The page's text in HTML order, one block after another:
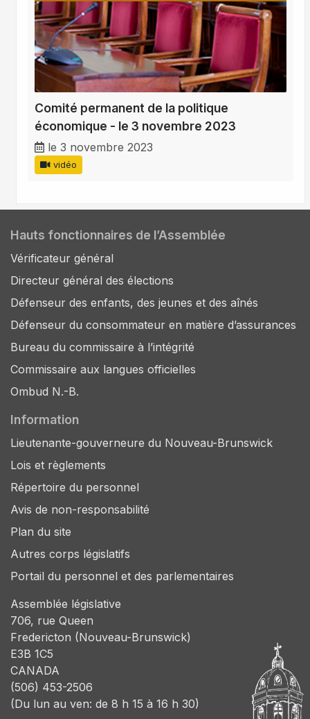
Comité permanent de la politique
économique - le 3 novembre 2023
le 3 novembre 2023
vidéo
Hauts fonctionnaires de l’Assemblée
Vérificateur général
Directeur général des élections
Défenseur des enfants, des jeunes et des aînés
Défenseur du consommateur en matière d’assurances
Bureau du commissaire à l’intégrité
Commissaire aux langues officielles
Ombud N.-B.
Information
Lieutenante-gouverneure du Nouveau-Brunswick
Lois et règlements
Répertoire du personnel
Avis de non-responsabilité
Plan du site
Autres corps législatifs
Portail du personnel et des parlementaires
Assemblée législative
706, rue Queen
Fredericton (Nouveau-Brunswick)
E3B 1C5
CANADA
(506) 453-2506
(Du lun au ven: de 8 h 15 à 16 h 30)